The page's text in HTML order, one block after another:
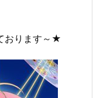
おります～★